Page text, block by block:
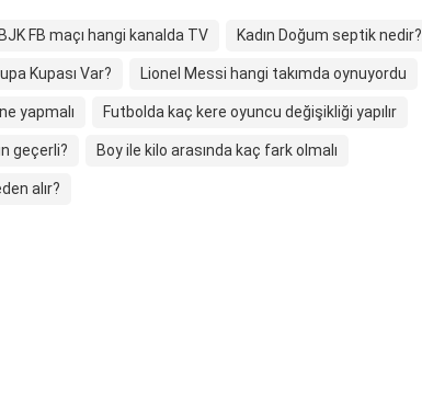
BJK FB maçı hangi kanalda TV Kadın Doğum septik nedir?
Kupası Var? Lionel Messi hangi takımda oynuyordu
yapmalı Futbolda kaç kere oyuncu değişikliği yapılır
geçerli? Boy ile kilo arasında kaç fark olmalı
alır?